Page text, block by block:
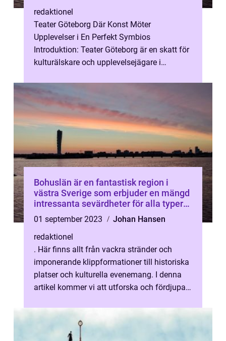
redaktionel
Teater Göteborg Där Konst Möter
Upplevelser i En Perfekt Symbios
Introduktion: Teater Göteborg är en skatt för
kulturälskare och upplevelsejägare i
Göteborg är känt ...
Bohuslän är en fantastisk region i
västra Sverige som erbjuder en mängd
intressanta sevärdheter för alla typer
av besökare
01 september 2023
Johan Hansen
redaktionel
. Här finns allt från vackra stränder och
imponerande klippformationer till historiska
platser och kulturella evenemang. I denna
artikel kommer vi att utforska och fördjupa